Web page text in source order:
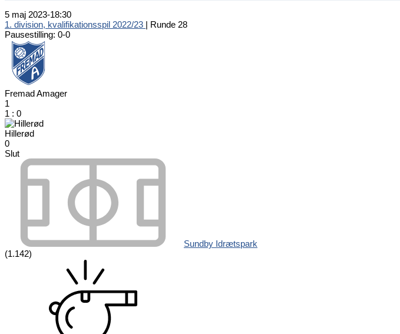
5 maj 2023-18:30
1. division, kvalifikationsspil 2022/23 | Runde 28
Pausestilling: 0-0
Fremad Amager
1
1 : 0
Hillerød
0
Slut
Sundby Idrætspark
(1.142)